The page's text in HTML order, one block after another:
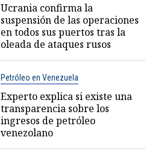
Ucrania confirma la
suspensión de las operaciones
en todos sus puertos tras la
oleada de ataques rusos
Petróleo en Venezuela
Experto explica si existe una
transparencia sobre los
ingresos de petróleo
venezolano